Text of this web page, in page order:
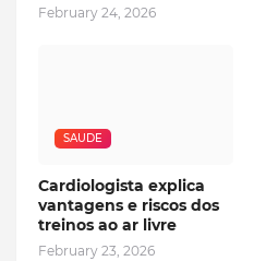
February 24, 2026
SAUDE
Cardiologista explica
vantagens e riscos dos
treinos ao ar livre
February 23, 2026